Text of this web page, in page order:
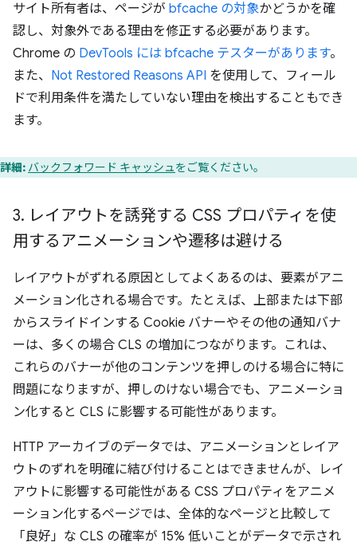
サイト所有者は、ページが bfcache の対象かどうかを確
認し、対象外である理由を修正する必要があります。
Chrome の DevTools には bfcache テスターがあります。
また、 Not Restored Reasons API を使用して、フィール
ドで利用条件を満たしていない理由を検出することもでき
ます。
詳細: バックフォワード キャッシュをご覧ください。
3. レイアウトを誘発する CSS プロパティを使
用するアニメーションや遷移は避ける
レイアウトがずれる原因としてよくあるのは、要素がアニ
メーション化される場合です。たとえば、上部または下部
からスライドインする Cookie バナーやその他の通知バナ
ーは、多くの場合 CLS の増加につながります。これは、
これらのバナーが他のコンテンツを押しのける場合に特に
問題になりますが、押しのけない場合でも、アニメーショ
ン化すると CLS に影響する可能性があります。
HTTP アーカイブのデータでは、アニメーションとレイア
ウトのずれを明確に結び付けることはできませんが、レイ
アウトに影響する可能性がある CSS プロパティをアニメ
ーション化するページでは、全体的なページと比較して
「良好」な CLS の確率が 15% 低いことがデータで示され